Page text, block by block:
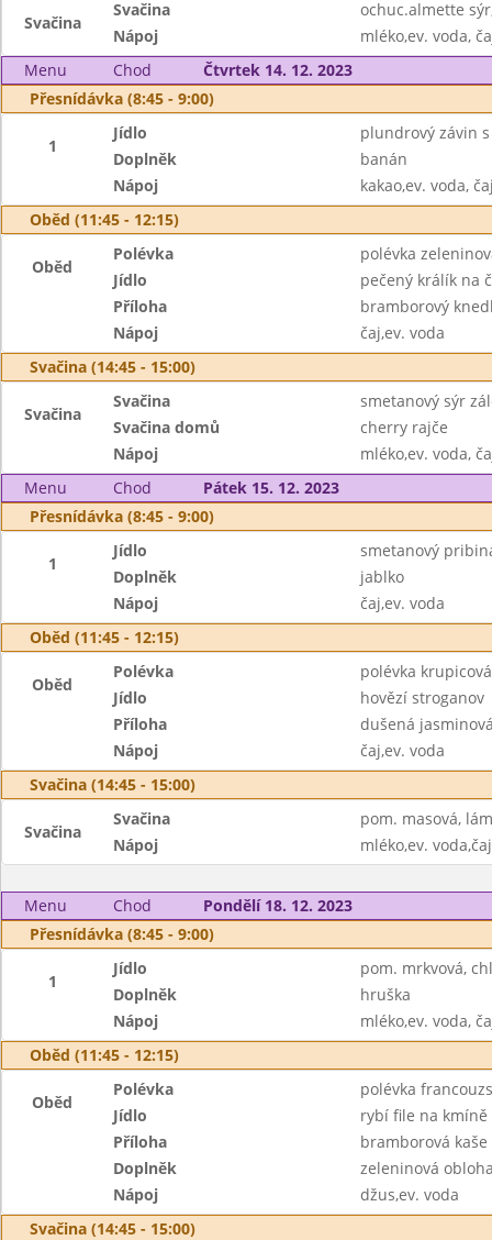
Svačina
Svačina
ochuc.almette
Nápoj
mléko,ev. voda,
Menu
Chod
Čtvrtek 14. 12. 2023
Přesnídávka (8:45 - 9:00)
1
Jídlo
plundrový závin
Doplněk
banán
Nápoj
kakao,ev. voda,
Oběd (11:45 - 12:15)
Oběd
Polévka
polévka
Jídlo
pečený králík na
Příloha
bramborový
Nápoj
čaj,ev. voda
Svačina (14:45 - 15:00)
Svačina
Svačina
smetanový sýr
Svačina domů
cherry rajče
Nápoj
mléko,ev. voda,
Menu
Chod
Pátek 15. 12. 2023
Přesnídávka (8:45 - 9:00)
1
Jídlo
smetanový
Doplněk
jablko
Nápoj
čaj,ev. voda
Oběd (11:45 - 12:15)
Oběd
Polévka
polévka
Jídlo
hovězí stroganov
Příloha
dušená
Nápoj
čaj,ev. voda
Svačina (14:45 - 15:00)
Svačina
Svačina
pom. masová,
Nápoj
mléko,ev. voda,čaj
Menu Chod
Pondělí 18. 12. 2023
Přesnídávka (8:45 - 9:00)
1
Jídlo
pom. mrkvová,
Doplněk
hruška
Nápoj
mléko,ev. voda,
Oběd (11:45 - 12:15)
Oběd
Polévka
polévka
Jídlo
rybí file na kmíně
Příloha
bramborová kaše
Doplněk
zeleninová
Nápoj
džus,ev. voda
Svačina (14:45 - 15:00)